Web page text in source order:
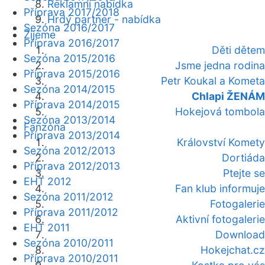
Reklamní nabídka
Hrdý partner - nabídka
Žijeme
Děti dětem
Jsme jedna rodina
Petr Koukal a Kometa
Chlapi ŽENÁM
Hokejová tombola
Fanzóna
Království Komety
Dortiáda
Ptejte se
Fan klub informuje
Fotogalerie
Aktivní fotogalerie
Download
Hokejchat.cz
Příprava 2017/2018
Sezóna 2016/2017
Příprava 2016/2017
Sezóna 2015/2016
Příprava 2015/2016
Sezóna 2014/2015
Příprava 2014/2015
Sezóna 2013/2014
Příprava 2013/2014
Sezóna 2012/2013
Příprava 2012/2013
EHT 2012
Sezóna 2011/2012
Příprava 2011/2012
EHT 2011
Sezóna 2010/2011
Příprava 2010/2011